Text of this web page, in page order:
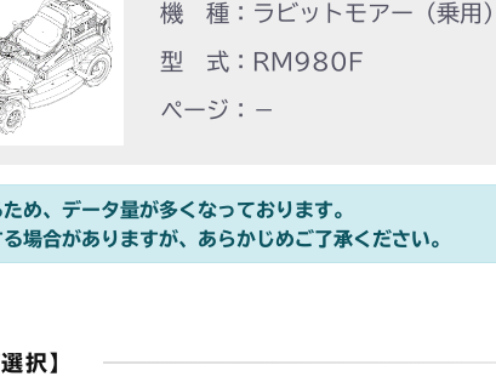
機 種：ラビットモアー（乗用）
型 式：RM980F
ページ：－
め、データ量が多くなっております。
場合がありますが、あらかじめご了承ください。
択】